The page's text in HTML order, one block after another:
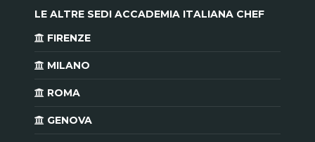
LE ALTRE SEDI ACCADEMIA ITALIANA CHEF
FIRENZE
MILANO
ROMA
GENOVA